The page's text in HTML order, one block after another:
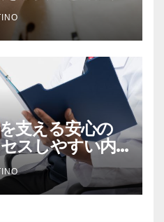
支える安心の
スしやすい内